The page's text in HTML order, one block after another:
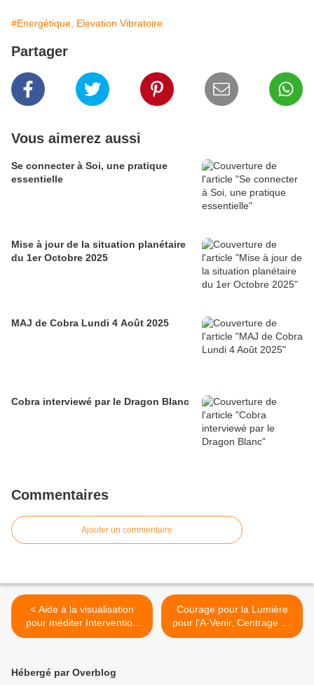
#Energétique, Elevation Vibratoire
Partager
Vous aimerez aussi
Se connecter à Soi, une pratique
essentielle
Mise à jour de la situation planétaire
du 1er Octobre 2025
MAJ de Cobra Lundi 4 Août 2025
Cobra interviewé par le Dragon Blanc
Commentaires
Ajouter un commentaire
< Aide à la visualisation
pour méditer Intervention
Divine
Courage pour la Lumière
pour l'A-Venir, Centrage Je
Suis >
Hébergé par Overblog